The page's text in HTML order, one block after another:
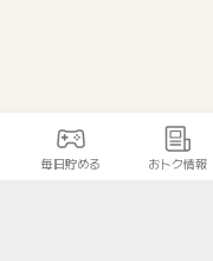
毎日貯める おトク情報